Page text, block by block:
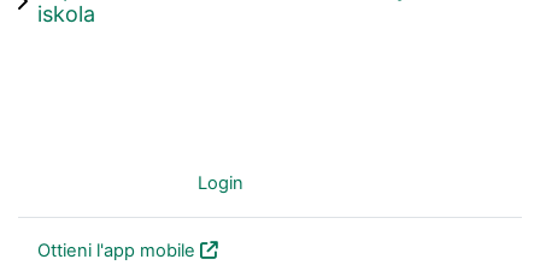
iskola
Login
Ottieni l'app mobile